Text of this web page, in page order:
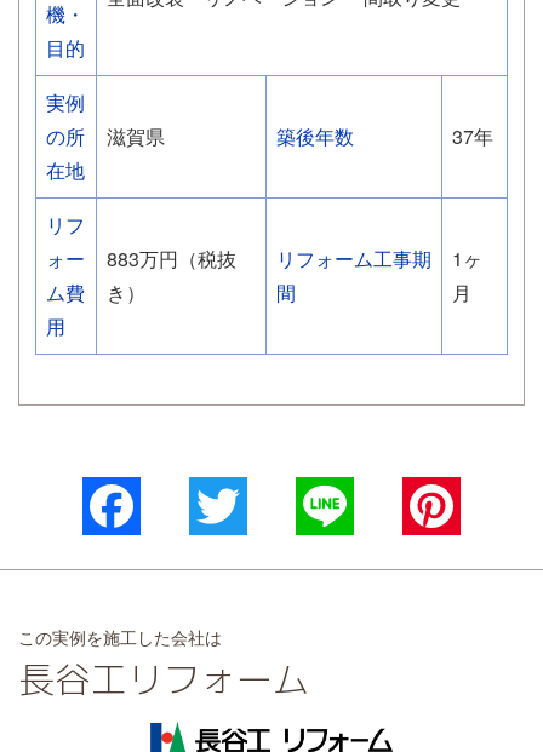
機・
目的
実例
の所
在地
滋賀県 築後年数 37年
リフ
ォー
ム費
用
883万円（税抜
き）
リフォーム工事期
間
1ヶ
月
Facebook
この実例を施工した会社は
長谷工リフォーム